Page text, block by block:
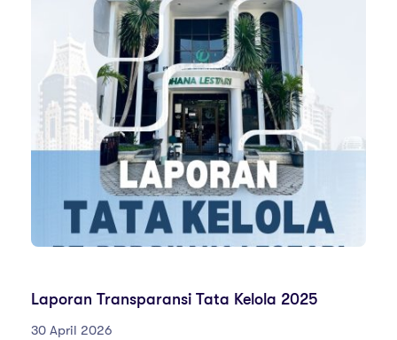
Laporan Transparansi Tata Kelola 2025
30 April 2026